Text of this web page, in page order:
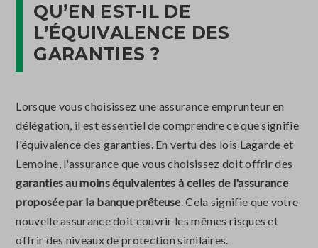
QU’EN EST-IL DE
L’ÉQUIVALENCE DES
GARANTIES ?
Lorsque vous choisissez une assurance emprunteur en
délégation, il est essentiel de comprendre ce que signifie
l'équivalence des garanties. En vertu des lois Lagarde et
Lemoine, l'assurance que vous choisissez doit offrir des
garanties au moins équivalentes à celles de l'assurance
proposée par la banque prêteuse. Cela signifie que votre
nouvelle assurance doit couvrir les mêmes risques et
offrir des niveaux de protection similaires.